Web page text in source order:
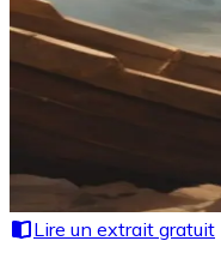
Lire un extrait gratuit